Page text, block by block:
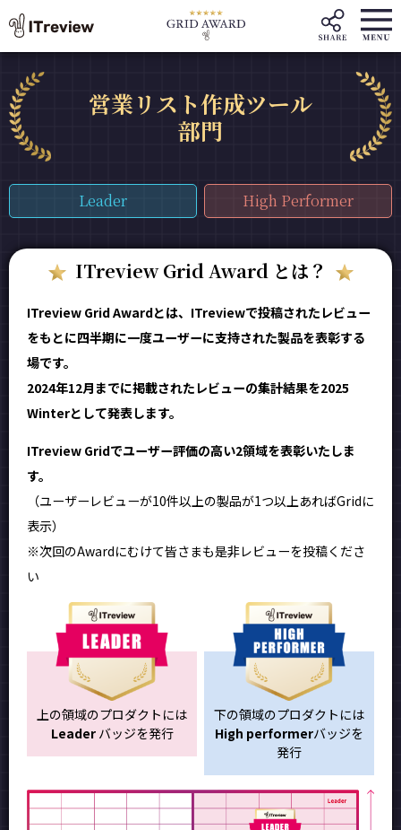
営業リスト作成ツール
部門
Leader High Performer
ITreview Grid Award とは？
ITreview Grid Awardとは、ITreviewで投稿されたレビュー
をもとに四半期に一度ユーザーに支持された製品を表彰する
場です。
2024年12月までに掲載されたレビューの集計結果を2025
Winterとして発表します。
ITreview Gridでユーザー評価の高い2領域を表彰いたしま
す。
（ユーザーレビューが10件以上の製品が1つ以上あればGridに
表示）
※次回のAwardにむけて皆さまも是非レビューを投稿くださ
い
上の領域のプロダクトには
Leaderバッジを発行
下の領域のプロダクトには
High performerバッジを
発行